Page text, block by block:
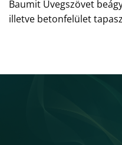
Baumit Üvegszövet
illetve betonfelület